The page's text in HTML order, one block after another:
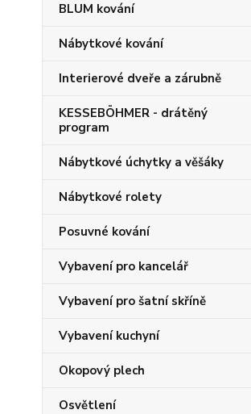
BLUM kování
Nábytkové kování
Interierové dveře a zárubně
KESSEBÖHMER - drátěný
program
Nábytkové úchytky a věšáky
Nábytkové rolety
Posuvné kování
Vybavení pro kancelář
Vybavení pro šatní skříně
Vybavení kuchyní
Okopový plech
Osvětlení